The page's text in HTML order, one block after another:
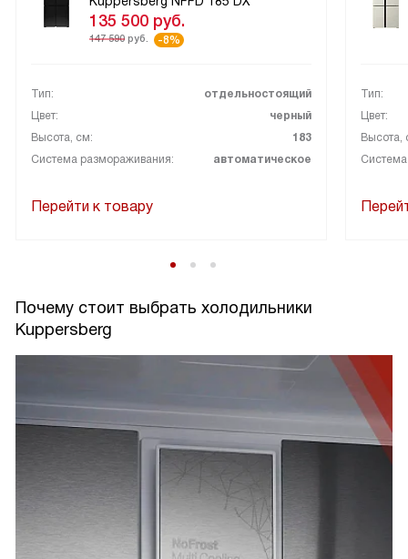
135 500 руб.
147 590 руб. -8%
Тип:
отдельностоящий
Цвет:
черный
Высота, см:
183
Система размораживания:
автоматическое
Перейти к товару
Тип:
Цвет:
Высота,
Почему стоит выбрать холодильники
Kuppersberg